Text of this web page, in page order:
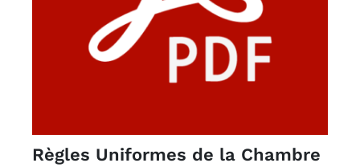
Règles Uniformes de la Chambre